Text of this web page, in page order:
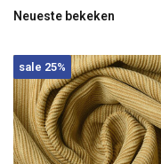
Neueste bekeken
sale 25%